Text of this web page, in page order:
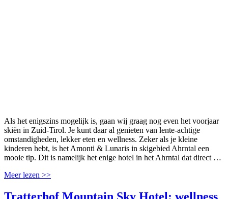
Als het enigszins mogelijk is, gaan wij graag nog even het voorjaar
skiën in Zuid-Tirol. Je kunt daar al genieten van lente-achtige
omstandigheden, lekker eten en wellness. Zeker als je kleine
kinderen hebt, is het Amonti & Lunaris in skigebied Ahrntal een
mooie tip. Dit is namelijk het enige hotel in het Ahrntal dat direct …
Meer lezen >>